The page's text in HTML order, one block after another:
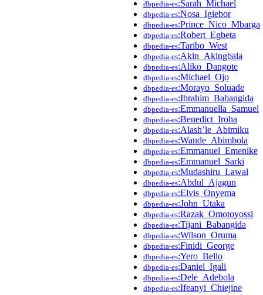
dbpedia-es:Sarah_Michael
dbpedia-es:Nosa_Igiebor
dbpedia-es:Prince_Nico_Mbarga
dbpedia-es:Robert_Egbeta
dbpedia-es:Taribo_West
dbpedia-es:Akin_Akingbala
dbpedia-es:Aliko_Dangote
dbpedia-es:Michael_Ojo
dbpedia-es:Morayo_Soluade
dbpedia-es:Ibrahim_Babangida
dbpedia-es:Emmanuella_Samuel
dbpedia-es:Benedict_Iroha
dbpedia-es:Alash’le_Abimiku
dbpedia-es:Wande_Abimbola
dbpedia-es:Emmanuel_Emenike
dbpedia-es:Emmanuel_Sarki
dbpedia-es:Mudashiru_Lawal
dbpedia-es:Abdul_Ajagun
dbpedia-es:Elvis_Onyema
dbpedia-es:John_Utaka
dbpedia-es:Razak_Omotoyossi
dbpedia-es:Tijani_Babangida
dbpedia-es:Wilson_Oruma
dbpedia-es:Finidi_George
dbpedia-es:Yero_Bello
dbpedia-es:Daniel_Igali
dbpedia-es:Dele_Adebola
dbpedia-es:Ifeanyi_Chiejine